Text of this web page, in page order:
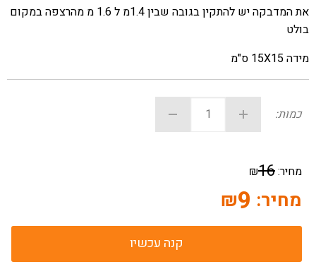
את המדבקה יש להתקין בגובה שבין 1.4מ ל 1.6 מ מהרצפה במקום
בולט
מידה 15X15 ס"מ
כמות:
מחיר:16
₪
מחיר: 9
₪
קנה עכשיו